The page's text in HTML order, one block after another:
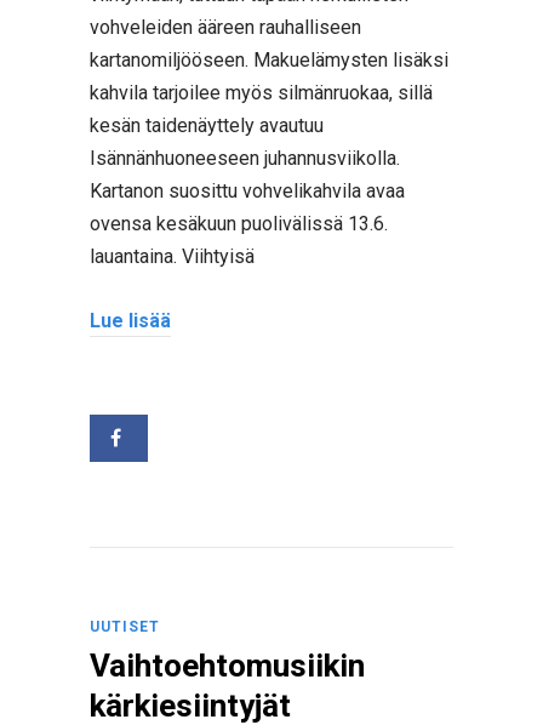
vohveleiden ääreen rauhalliseen
kartanomiljööseen. Makuelämysten lisäksi
kahvila tarjoilee myös silmänruokaa, sillä
kesän taidenäyttely avautuu
Isännänhuoneeseen juhannusviikolla.
Kartanon suosittu vohvelikahvila avaa
ovensa kesäkuun puolivälissä 13.6.
lauantaina. Viihtyisä
Lue lisää
UUTISET
Vaihtoehtomusiikin
kärkiesiintyjät